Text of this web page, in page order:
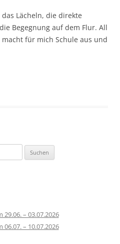
Lächeln, die direkte
Begegnung auf dem Flur. All
für mich Schule aus und
– 03.07.2026
– 10.07.2026